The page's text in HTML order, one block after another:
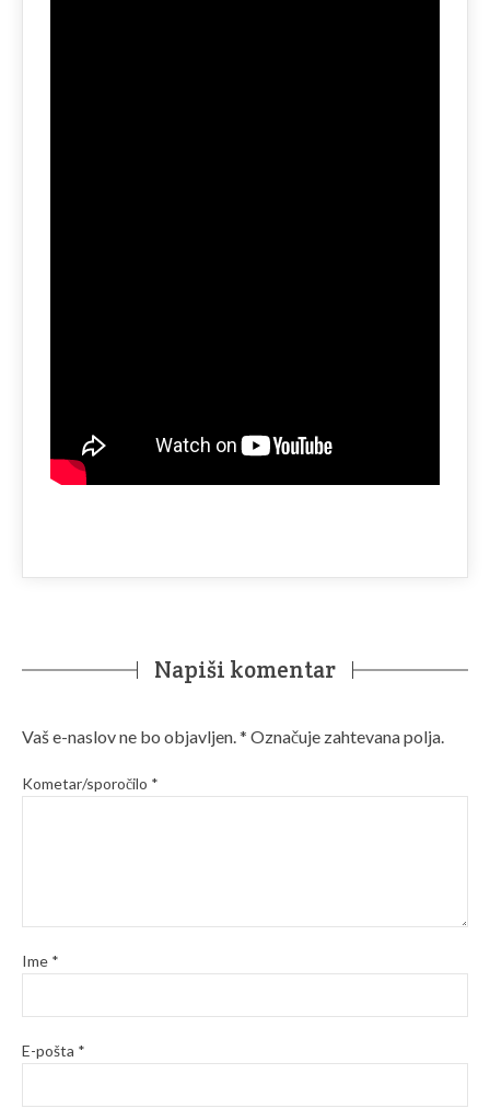
Napiši komentar
Vaš e-naslov ne bo objavljen.* Označuje zahtevana polja.
Kometar/sporočilo *
Ime *
E-pošta *